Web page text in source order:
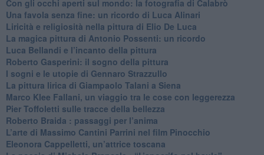
​Con gli occhi aperti sul mondo: la fotografia di Calabrò
Una favola senza fine: un ricordo di Luca Alinari
Liricità e religiosità nella pittura di Elio De Luca
La magica pittura di Antonio Possenti: un ricordo
Luca Bellandi e l’incanto della pittura
​Roberto Gasperini: il sogno della pittura
I sogni e le utopie di Gennaro Strazzullo
La pittura lirica di Giampaolo Talani a Siena
​Marco Klee Fallani, un viaggio tra le cose con leggerezza
​Pier Toffoletti sulle tracce della bellezza
​Roberto Braida : passaggi per l’anima
​L’arte di Massimo Cantini Parrini nel film Pinocchio
Eleonora Cappelletti, un’attrice toscana